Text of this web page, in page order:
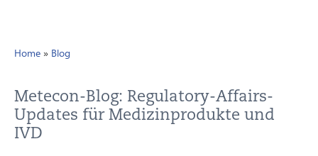
Home » Blog
Metecon-Blog: Regulatory-Affairs-
Updates für Medizinprodukte und
IVD